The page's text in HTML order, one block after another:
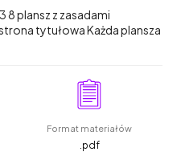
8 plansz z zasadami
tytułowa Każda plansza
Format materiałów
.pdf